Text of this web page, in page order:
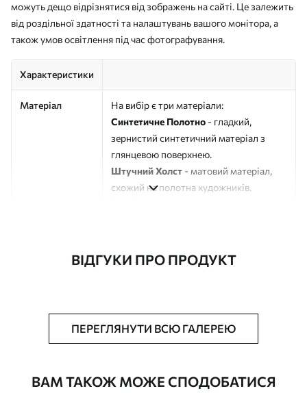
можуть дещо відрізнятися від зображень на сайті. Це залежить
від роздільної здатності та налаштувань вашого монітора, а
також умов освітлення під час фотографування.
Характеристики
Матеріал
На вибір є три матеріали:
Синтетичне Полотно - гладкий,
зернистий синтетичний матеріал з
глянцевою поверхнею.
Штучний Холст - матовий матеріал,
схожий на полотна художників.
Додатково Можна додати лакове покриття.
ВІДГУКИ ПРО ПРОДУКТ
ПЕРЕГЛЯНУТИ ВСЮ ГАЛЕРЕЮ
ВАМ ТАКОЖ МОЖЕ СПОДОБАТИСЯ